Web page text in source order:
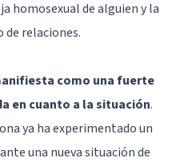
homosexual de alguien y la
relaciones.
como una fuerte
en cuanto a la situación.
ya ha experimentado un
una nueva situación de